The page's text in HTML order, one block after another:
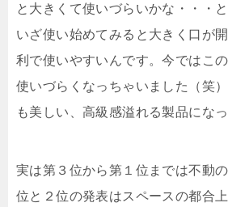
と大きくて使いづらいかな・・・
いざ使い始めてみると大きく口が
利で使いやすいんです。今ではこ
使いづらくなっちゃいました（笑
も美しい、高級感溢れる製品になっ
実は第３位から第１位までは不動
位と２位の発表はスペースの都合